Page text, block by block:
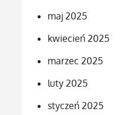
maj 2025
kwiecień 2025
marzec 2025
luty 2025
styczeń 2025